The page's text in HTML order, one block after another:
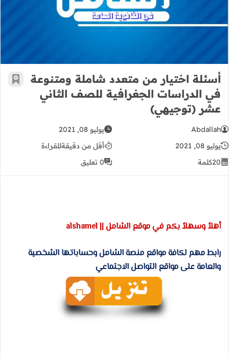
أسئلة اختيار من متعدد شاملة
أسئلة اختيار من متعدد شاملة ومتنوعة
في الدراسات الجغرافية للصف الثاني
عشر (توجيهي)
أضف
Abdallah
يوليو 08, 2021
يوليو 08, 2021
أقل من دقيقةللقراءة
20كلمة 0 تعليق
أهلاً وسهلاً بكم في موقع الشامل || alshamel
رابط مهم لكافة مواقع منصة الشامل وحساباتها الشخصية
والعامة على مواقع التواصل الاجتماعي